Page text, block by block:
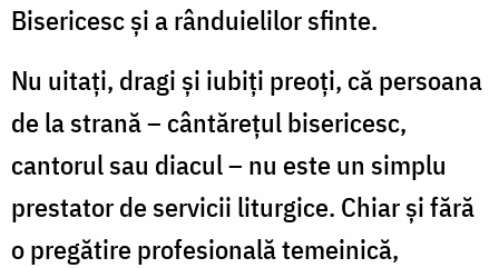
Bisericesc și a rânduielilor sfinte.
Nu uitați, dragi și iubiți preoți, că persoana
de la strană – cântărețul bisericesc,
cantorul sau diacul – nu este un simplu
prestator de servicii liturgice. Chiar și fără
o pregătire profesională temeinică,